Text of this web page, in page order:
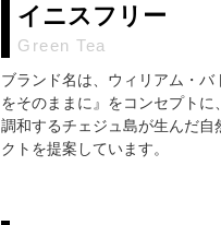
イニスフリー
Green Tea
ブランド名は、ウィリアム・
をそのままに』をコンセプト
調和するチェジュ島が生んだ
クトを提案しています。